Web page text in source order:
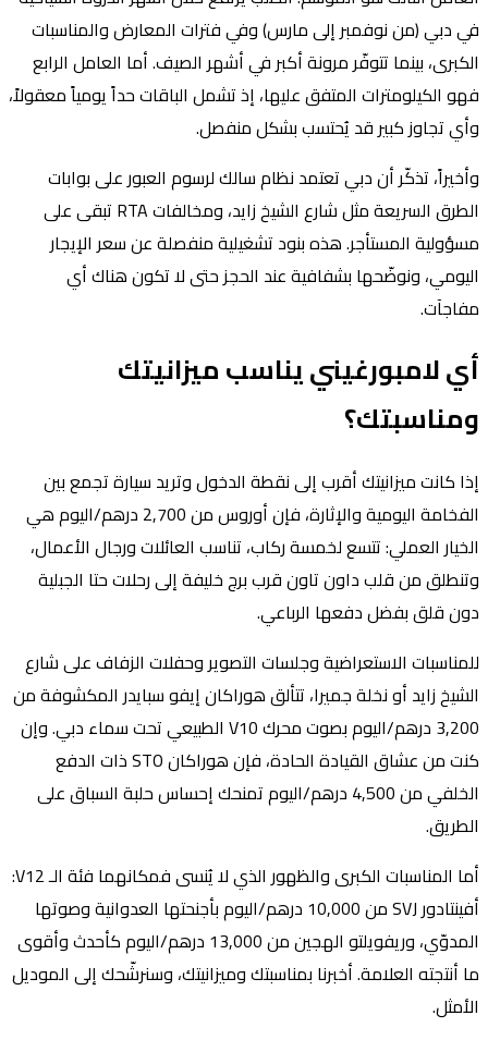
في دبي (من نوفمبر إلى مارس) وفي فترات المعارض والمناسبات
الكبرى، بينما تتوفّر مرونة أكبر في أشهر الصيف. أما العامل الرابع
فهو الكيلومترات المتفق عليها، إذ تشمل الباقات حداً يومياً معقولاً،
وأي تجاوز كبير قد يُحتسب بشكل منفصل.
وأخيراً، تذكّر أن دبي تعتمد نظام سالك لرسوم العبور على بوابات
الطرق السريعة مثل شارع الشيخ زايد، ومخالفات RTA تبقى على
مسؤولية المستأجر. هذه بنود تشغيلية منفصلة عن سعر الإيجار
اليومي، ونوضّحها بشفافية عند الحجز حتى لا تكون هناك أي
مفاجآت.
أي لامبورغيني يناسب ميزانيتك
ومناسبتك؟
إذا كانت ميزانيتك أقرب إلى نقطة الدخول وتريد سيارة تجمع بين
الفخامة اليومية والإثارة، فإن أوروس من 2,700 درهم/اليوم هي
الخيار العملي: تتسع لخمسة ركاب، تناسب العائلات ورجال الأعمال،
وتنطلق من قلب داون تاون قرب برج خليفة إلى رحلات حتا الجبلية
دون قلق بفضل دفعها الرباعي.
للمناسبات الاستعراضية وجلسات التصوير وحفلات الزفاف على شارع
الشيخ زايد أو نخلة جميرا، تتألق هوراكان إيفو سبايدر المكشوفة من
3,200 درهم/اليوم بصوت محرك V10 الطبيعي تحت سماء دبي. وإن
كنت من عشاق القيادة الحادة، فإن هوراكان STO ذات الدفع
الخلفي من 4,500 درهم/اليوم تمنحك إحساس حلبة السباق على
الطريق.
أما المناسبات الكبرى والظهور الذي لا يُنسى فمكانهما فئة الـ V12:
أفينتادور SVJ من 10,000 درهم/اليوم بأجنحتها العدوانية وصوتها
المدوّي، وريفويلتو الهجين من 13,000 درهم/اليوم كأحدث وأقوى
ما أنتجته العلامة. أخبرنا بمناسبتك وميزانيتك، وسنرشّحك إلى الموديل
الأمثل.